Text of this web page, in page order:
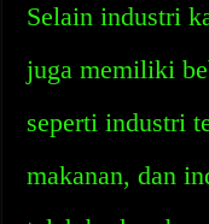
Selain industri
juga memiliki
seperti industri
makanan, dan